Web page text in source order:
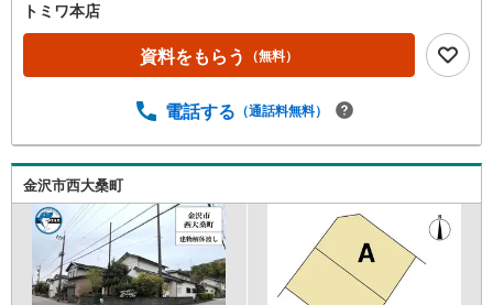
トミワ本店
資料をもらう （無料）
電話する （通話料無料）
金沢市西大桑町